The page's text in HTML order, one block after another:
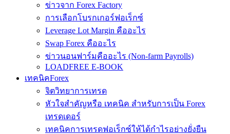
ข่าวจาก Forex Factory
การเลือกโบรกเกอร์ฟอเร็กซ์
Leverage Lot Margin คืออะไร
Swap Forex คืออะไร
ข่าวนอนฟาร์มคืออะไร (Non-farm Payrolls)
LOADFREE E-BOOK
เทคนิคForex
จิตวิทยาการเทรด
หัวใจสำคัญหรือ เทคนิค สำหรับการเป็น Forex
เทรดเดอร์
เทคนิคการเทรดฟอเร็กซ์ให้ได้กำไรอย่างยั่งยืน